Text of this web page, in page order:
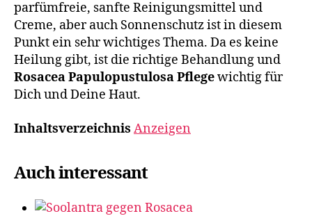
parfümfreie, sanfte Reinigungsmittel und
Creme, aber auch Sonnenschutz ist in diesem
Punkt ein sehr wichtiges Thema. Da es keine
Heilung gibt, ist die richtige Behandlung und
Rosacea Papulopustulosa Pflegewichtig für
Dich und Deine Haut.
Inhaltsverzeichnis Anzeigen
Auch interessant